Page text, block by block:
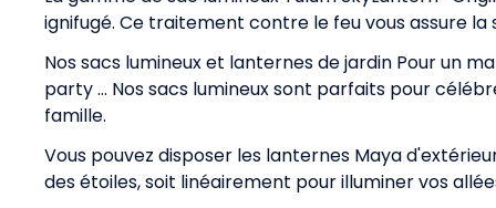
ignifugé. Ce traitement contre le feu vous assure la
Nos sacs lumineux et lanternes de jardin Pour un
party ... Nos sacs lumineux sont parfaits pour
famille.
Vous pouvez disposer les lanternes Maya
des étoiles, soit linéairement pour illuminer vos